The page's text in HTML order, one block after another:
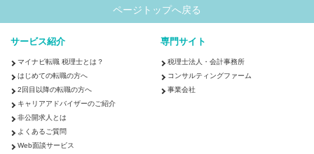
ページトップへ戻る
サービス紹介
マイナビ転職 税理士とは？
はじめての転職の方へ
2回目以降の転職の方へ
キャリアアドバイザーのご紹介
非公開求人とは
よくあるご質問
Web面談サービス
専門サイト
税理士法人・会計事務所
コンサルティングファーム
事業会社